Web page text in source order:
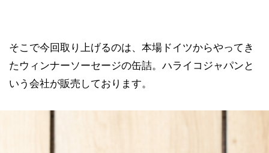
そこで今回取り上げるのは、本場ドイツからやってき
たウィンナーソーセージの缶詰。ハライコジャパンと
いう会社が販売しております。